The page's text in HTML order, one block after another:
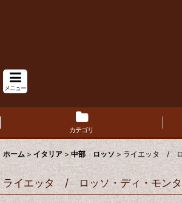
メニュー
カテゴリ
ホーム > イタリア > 中部 ロッソ > ライエッタ / ロ
ライエッタ / ロッソ・ディ・モン